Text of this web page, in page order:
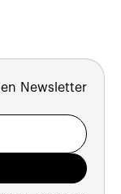
Newsletter